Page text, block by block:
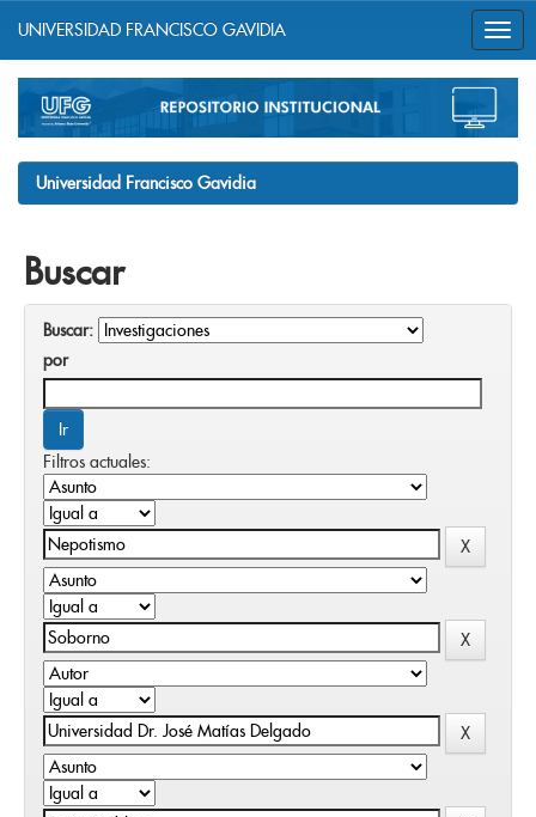
navigation
UNIVERSIDAD FRANCISCO GAVIDIA
Universidad Francisco Gavidia
Buscar
Buscar:
por
Filtros actuales: